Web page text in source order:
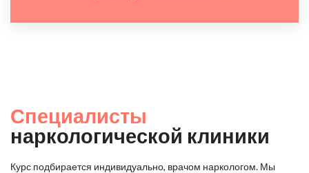
Специалисты
наркологической клиники
Курс подбирается индивидуально, врачом наркологом. Мы